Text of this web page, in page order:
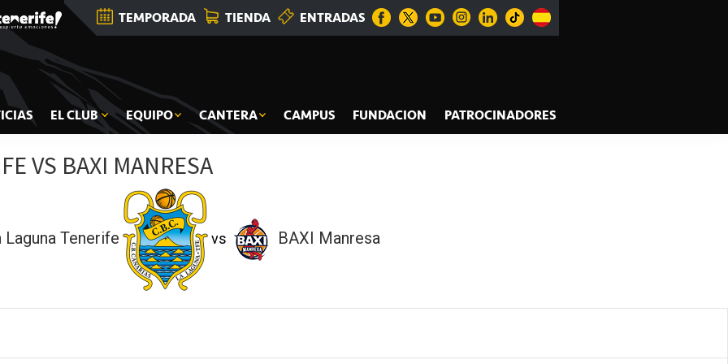
TEMPORADA TIENDA ENTRADAS
EL CLUB EQUIPO CANTERA CAMPUS FUNDACION PATROCINADORES
VS BAXI MANRESA
Laguna Tenerife vs BAXI Manresa